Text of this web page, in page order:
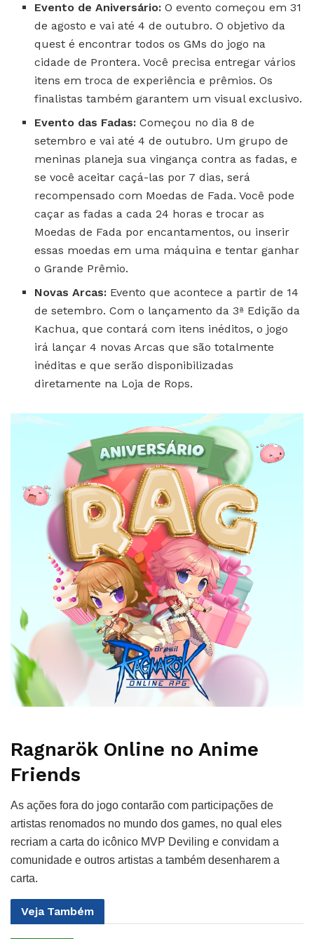
Evento de Aniversário:O evento começou em 31
de agosto e vai até 4 de outubro. O objetivo da
quest é encontrar todos os GMs do jogo na
cidade de Prontera. Você precisa entregar vários
itens em troca de experiência e prêmios. Os
finalistas também garantem um visual exclusivo.
Evento das Fadas:Começou no dia 8 de
setembro e vai até 4 de outubro. Um grupo de
meninas planeja sua vingança contra as fadas, e
se você aceitar caçá-las por 7 dias, será
recompensado com Moedas de Fada. Você pode
caçar as fadas a cada 24 horas e trocar as
Moedas de Fada por encantamentos, ou inserir
essas moedas em uma máquina e tentar ganhar
o Grande Prêmio.
Novas Arcas: Evento que acontece a partir de 14
de setembro. Com o lançamento da 3ª Edição da
Kachua, que contará com itens inéditos, o jogo
irá lançar 4 novas Arcas que são totalmente
inéditas e que serão disponibilizadas
diretamente na Loja de Rops.
Ragnarök Online no Anime
Friends
As ações fora do jogo contarão com participações de
artistas renomados no mundo dos games, no qual eles
recriam a carta do icônico MVP Deviling e convidam a
comunidade e outros artistas a também desenharem a
carta.
Veja Também